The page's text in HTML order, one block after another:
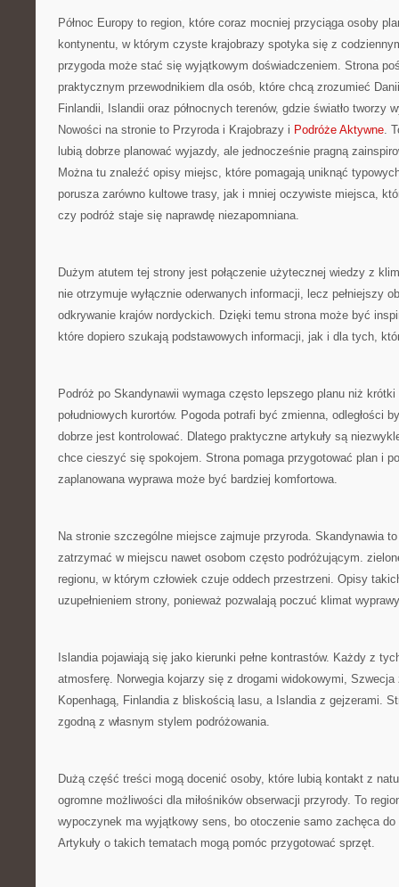
Północ Europy to region, które coraz mocniej przyciąga osoby
kontynentu, w którym czyste krajobrazy spotyka się z
przygoda może stać się wyjątkowym doświadczeniem. Strona
praktycznym przewodnikiem dla osób, które chcą zrozumieć
Finlandii, Islandii oraz północnych terenów, gdzie światło tworzy
Nowości na stronie to Przyroda i Krajobrazy i Podróże Aktywne.
lubią dobrze planować wyjazdy, ale jednocześnie pragną
Można tu znaleźć opisy miejsc, które pomagają uniknąć
porusza zarówno kultowe trasy, jak i mniej oczywiste miejsca,
czy podróż staje się naprawdę niezapomniana.
Dużym atutem tej strony jest połączenie użytecznej wiedzy z
nie otrzymuje wyłącznie oderwanych informacji, lecz pełniejszy
odkrywanie krajów nordyckich. Dzięki temu strona może być
które dopiero szukają podstawowych informacji, jak i dla tych,
Podróż po Skandynawii wymaga często lepszego planu niż
południowych kurortów. Pogoda potrafi być zmienna, odległości
dobrze jest kontrolować. Dlatego praktyczne artykuły są
chce cieszyć się spokojem. Strona pomaga przygotować plan i
zaplanowana wyprawa może być bardziej komfortowa.
Na stronie szczególne miejsce zajmuje przyroda. Skandynawia
zatrzymać w miejscu nawet osobom często podróżującym.
regionu, w którym człowiek czuje oddech przestrzeni. Opisy
uzupełnieniem strony, ponieważ pozwalają poczuć klimat
Islandia pojawiają się jako kierunki pełne kontrastów. Każdy z
atmosferę. Norwegia kojarzy się z drogami widokowymi,
Kopenhagą, Finlandia z bliskością lasu, a Islandia z gejzerami.
zgodną z własnym stylem podróżowania.
Dużą część treści mogą docenić osoby, które lubią kontakt z
ogromne możliwości dla miłośników obserwacji przyrody. To
wypoczynek ma wyjątkowy sens, bo otoczenie samo zachęca do
Artykuły o takich tematach mogą pomóc przygotować sprzęt.